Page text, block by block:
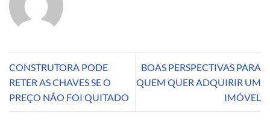
CONSTRUTORA PODE
RETER AS CHAVES SE O
PREÇO NÃO FOI QUITADO
BOAS PERSPECTIVAS PARA
QUEM QUER ADQUIRIR UM
IMÓVEL